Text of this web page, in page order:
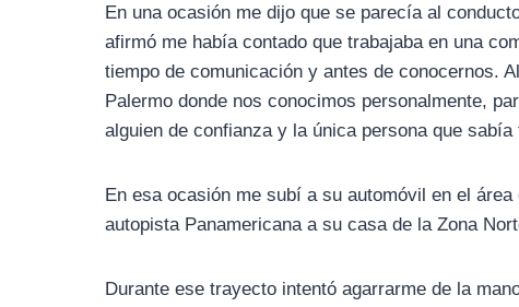
En una ocasión me dijo que se parecía al
afirmó me había contado que trabajaba en una
tiempo de comunicación y antes de conocernos.
Palermo donde nos conocimos personalmente,
alguien de confianza y la única persona que sabía
En esa ocasión me subí a su automóvil en el
autopista Panamericana a su casa de la Zona
Durante ese trayecto intentó agarrarme de la